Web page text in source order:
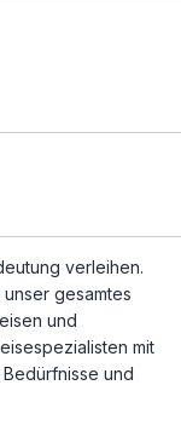
verleihen.
gesamtes
und
mit
und